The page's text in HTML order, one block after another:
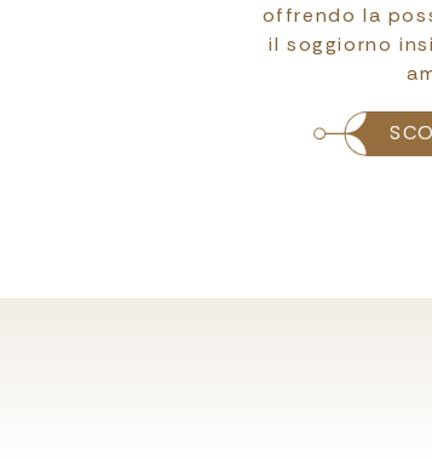
offrendo la
il soggiorno